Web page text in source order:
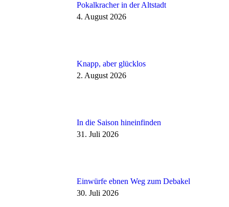
Pokalkracher in der Altstadt
4. August 2026
Knapp, aber glücklos
2. August 2026
In die Saison hineinfinden
31. Juli 2026
Einwürfe ebnen Weg zum Debakel
30. Juli 2026